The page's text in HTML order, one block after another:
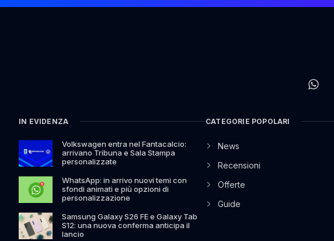
IN EVIDENZA
Volkswagen entra nel Fantacalcio:
arrivano Tribuna e Sala Stampa
personalizzate
WhatsApp: in arrivo nuovi temi con
sfondi animati e più opzioni di
personalizzazione
Samsung Galaxy S26 FE e Galaxy Tab
S12: una nuova conferma anticipa il
lancio
CATEGORIE POPOLARI
News
Recensioni
Offerte
Guide